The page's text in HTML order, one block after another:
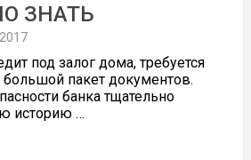
ЗНАТЬ
под залог дома, требуется
большой пакет документов.
банка тщательно
историю …